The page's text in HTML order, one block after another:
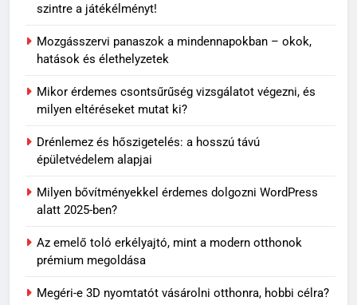
szintre a játékélményt!
Mozgásszervi panaszok a mindennapokban – okok,
hatások és élethelyzetek
Mikor érdemes csontsűrűség vizsgálatot végezni, és
milyen eltéréseket mutat ki?
Drénlemez és hőszigetelés: a hosszú távú
épületvédelem alapjai
Milyen bővítményekkel érdemes dolgozni WordPress
alatt 2025-ben?
Az emelő toló erkélyajtó, mint a modern otthonok
prémium megoldása
Megéri-e 3D nyomtatót vásárolni otthonra, hobbi célra?
Travertin burkolat időtállósága,
OTTHON
7
Skechers szandál gyerekeknek:
nyári napokra
VÁSÁRLÁS
8
OTTHON